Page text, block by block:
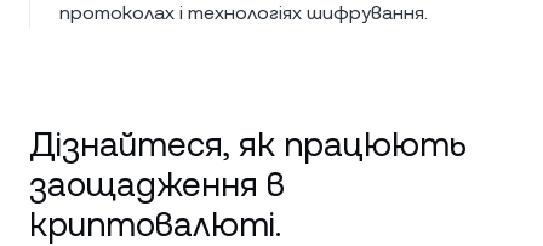
протоколах і технологіях шифрування.
Дізнайтеся, як працюють
заощадження в
криптовалюті.